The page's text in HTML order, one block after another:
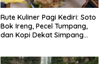
Rute Kuliner Pagi Kediri: Soto
Bok Ireng, Pecel Tumpang,
dan Kopi Dekat Simpang